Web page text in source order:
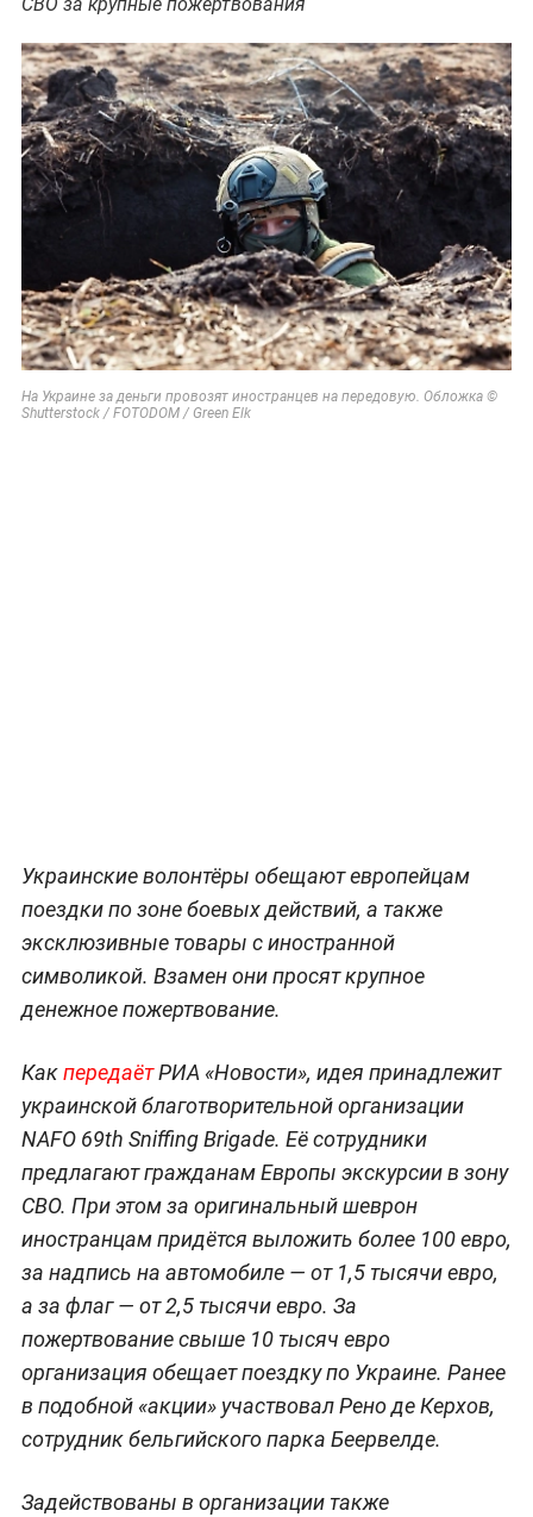
На Украине за деньги провозят иностранцев на передовую. Обложка ©
Shutterstock / FOTODOM / Green Elk
Украинские волонтёры обещают европейцам
поездки по зоне боевых действий, а также
эксклюзивные товары с иностранной
символикой. Взамен они просят крупное
денежное пожертвование.
КакпередаётРИА «Новости», идея принадлежит
украинской благотворительной организации
NAFO 69th Sniffing Brigade. Её сотрудники
предлагают гражданам Европы экскурсии в зону
СВО. При этом за оригинальный шеврон
иностранцам придётся выложить более 100 евро,
за надпись на автомобиле — от 1,5 тысячи евро,
а за флаг — от 2,5 тысячи евро. За
пожертвование свыше 10 тысяч евро
организация обещает поездку по Украине. Ранее
в подобной «акции» участвовал Рено де Керхов,
сотрудник бельгийского парка Беервелде.
Задействованы в организации также